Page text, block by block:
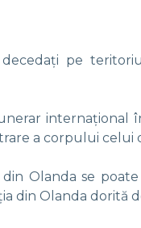
pe
internațional
a corpului celui
Olanda se
din Olanda dorită